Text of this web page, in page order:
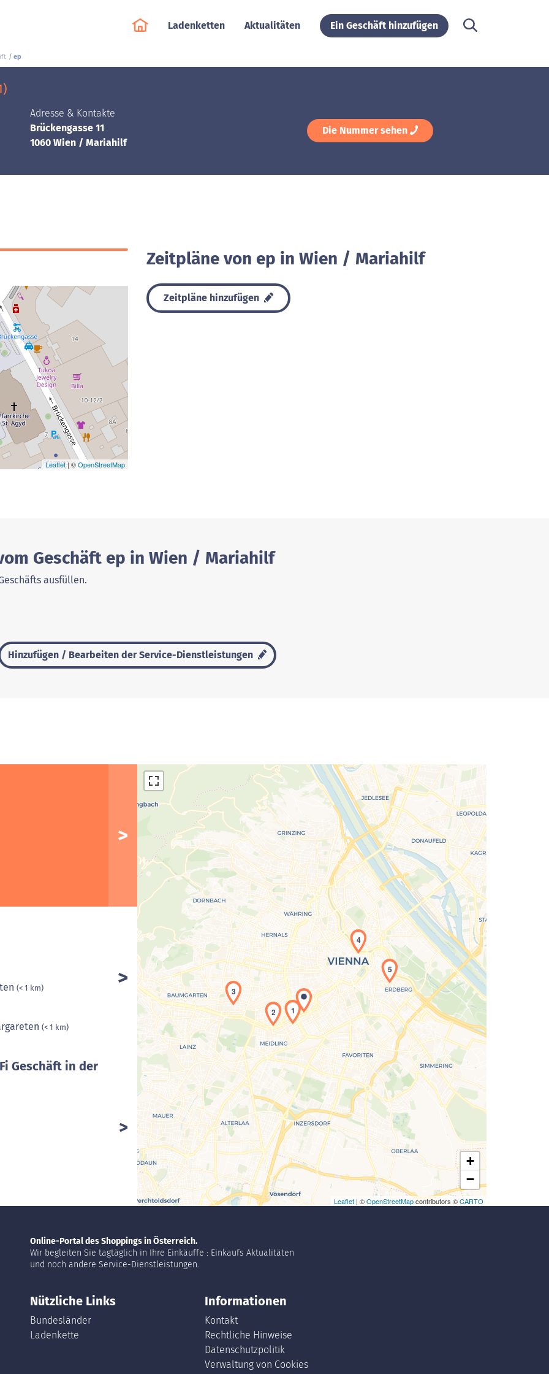
Ladenketten Aktualitäten Ein Geschäft hinzufügen
ep
Adresse & Kontakte
Brückengasse 11
1060 Wien / Mariahilf
Die Nummer sehen
Leaflet| ©OpenStreetMap
Zeitpläne von ep in Wien / Mariahilf
Zeitpläne hinzufügen
Geschäft ep in Wien / Mariahilf
ausfüllen.
Hinzufügen / Bearbeiten der Service-Dienstleistungen
(< 1 km)
(< 1 km)
Geschäft in der
Laden der Karte...
1
2
3
4
5
+
−
Leaflet | ©OpenStreetMapcontributors ©CARTO
Online-Portal des Shoppings in Österreich.
Wir begleiten Sie tagtäglich in Ihre Einkäuffe : Einkaufs Aktualitäten
und noch andere Service-Dienstleistungen.
Nützliche Links
Bundesländer
Ladenkette
Informationen
Kontakt
Rechtliche Hinweise
Datenschutzpolitik
Verwaltung von Cookies